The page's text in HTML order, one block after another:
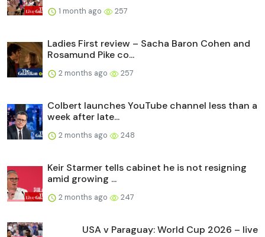
1 month ago 257
Ladies First review – Sacha Baron Cohen and
Rosamund Pike co...
2 months ago 257
Colbert launches YouTube channel less than a
week after late...
2 months ago 248
Keir Starmer tells cabinet he is not resigning
amid growing ...
2 months ago 247
USA v Paraguay: World Cup 2026 – live